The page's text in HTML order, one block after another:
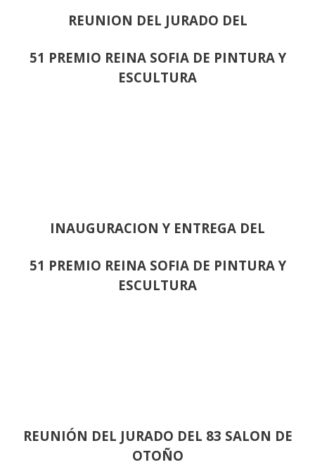
REUNION DEL JURADO DEL
51 PREMIO REINA SOFIA DE PINTURA Y
ESCULTURA
INAUGURACION Y ENTREGA DEL
51 PREMIO REINA SOFIA DE PINTURA Y
ESCULTURA
REUNIÓN DEL JURADO DEL 83 SALON DE
OTOÑO